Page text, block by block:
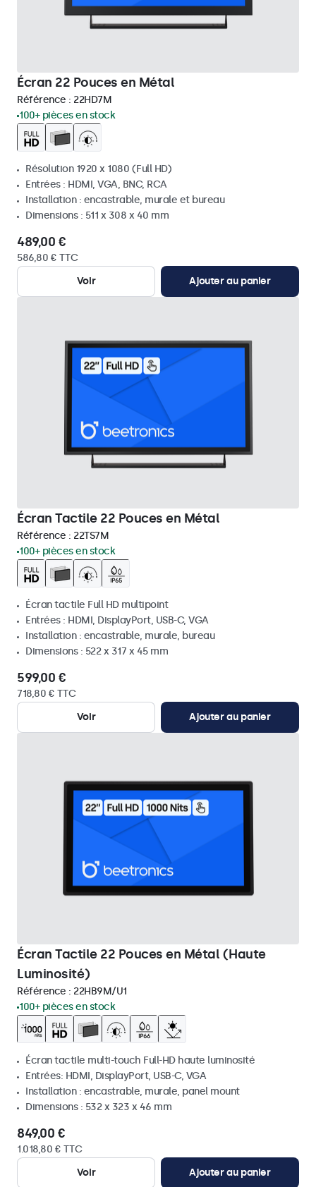
Écran 22 Pouces en Métal
Référence : 22HD7M
100+ pièces en stock
Résolution 1920 x 1080 (Full HD)
Entrées : HDMI, VGA, BNC, RCA
Installation : encastrable, murale et bureau
Dimensions : 511 x 308 x 40 mm
489,00 €
586,80 € TTC
Voir
Ajouter au panier
Écran Tactile 22 Pouces en Métal
Référence : 22TS7M
100+ pièces en stock
Écran tactile Full HD multipoint
Entrées : HDMI, DisplayPort, USB-C, VGA
Installation : encastrable, murale, bureau
Dimensions : 522 x 317 x 45 mm
599,00 €
718,80 € TTC
Voir
Ajouter au panier
Écran Tactile 22 Pouces en Métal (Haute
Luminosité)
Référence : 22HB9M/U1
100+ pièces en stock
Écran tactile multi-touch Full-HD haute luminosité
Entrées: HDMI, DisplayPort, USB-C, VGA
Installation : encastrable, murale, panel mount
Dimensions : 532 x 323 x 46 mm
849,00 €
1.018,80 € TTC
Voir
Ajouter au panier